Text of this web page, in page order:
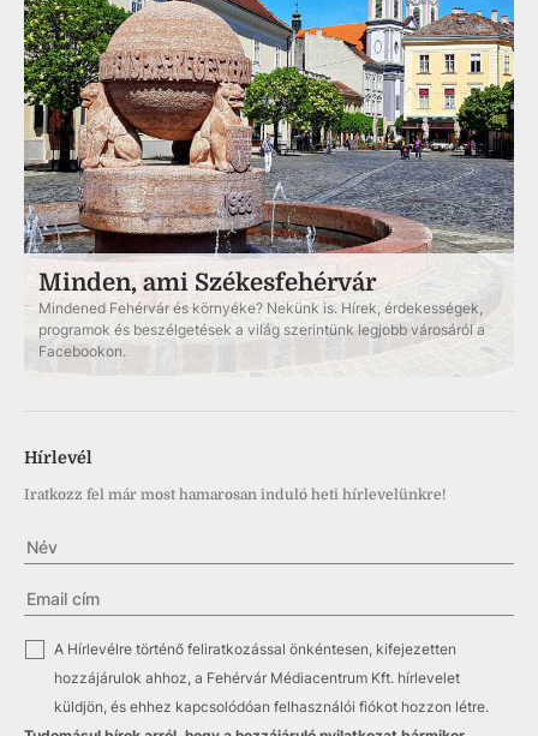
Minden, ami Székesfehérvár
Mindened Fehérvár és környéke? Nekünk is. Hírek, érdekességek,
programok és beszélgetések a világ szerintünk legjobb városáról a
Facebookon.
Hírlevél
Iratkozz fel már most hamarosan induló heti hírlevelünkre!
A Hírlevélre történő feliratkozással önkéntesen, kifejezetten
hozzájárulok ahhoz, a Fehérvár Médiacentrum Kft. hírlevelet
küldjön, és ehhez kapcsolódóan felhasználói fiókot hozzon létre.